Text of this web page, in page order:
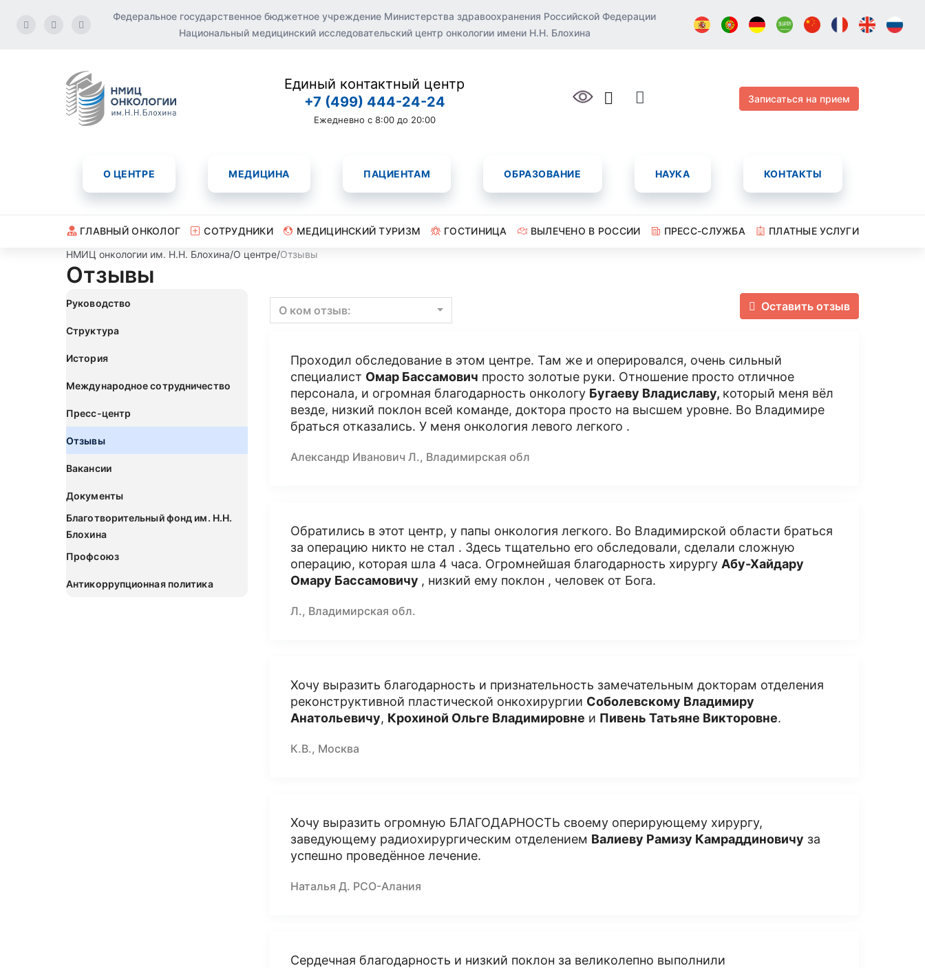
Федеральное государственное бюджетное учреждение Министерства здравоохранения Российской Федерации
Национальный медицинский исследовательский центр онкологии имени Н.Н. Блохина
Единый контактный центр
+7 (499) 444-24-24
Ежедневно с 8:00 до 20:00
Записаться на прием
О ЦЕНТРЕ МЕДИЦИНА ПАЦИЕНТАМ ОБРАЗОВАНИЕ НАУКА КОНТАКТЫ
ГЛАВНЫЙ ОНКОЛОГ СОТРУДНИКИ МЕДИЦИНСКИЙ ТУРИЗМ ГОСТИНИЦА ВЫЛЕЧЕНО В РОССИИ ПРЕСС-СЛУЖБА
ПЛАТНЫЕ УСЛУГИ
НМИЦ онкологии им. Н.Н. Блохина/О центре/Отзывы
Отзывы
Руководство
Структура
История
Международное сотрудничество
Пресс-центр
Отзывы
Вакансии
Документы
Благотворительный фонд им. Н.Н.
Блохина
Профсоюз
Антикоррупционная политика
Оставить отзыв
О ком отзыв:
Проходил обследование в этом центре. Там же и оперировался, очень сильный
специалист Омар Бассамович просто золотые руки. Отношение просто отличное
персонала, и огромная благодарность онкологу Бугаеву Владиславу, который меня вёл
везде, низкий поклон всей команде, доктора просто на высшем уровне. Во Владимире
браться отказались. У меня онкология левого легкого .
Александр Иванович Л., Владимирская обл
Обратились в этот центр, у папы онкология легкого. Во Владимирской области браться
за операцию никто не стал . Здесь тщательно его обследовали, сделали сложную
операцию, которая шла 4 часа. Огромнейшая благодарность хирургу Абу-Хайдару
Омару Бассамовичу , низкий ему поклон , человек от Бога.
Л., Владимирская обл.
Хочу выразить благодарность и признательность замечательным докторам отделения
реконструктивной пластической онкохирургии Соболевскому Владимиру
Анатольевичу, Крохиной Ольге Владимировне и Пивень Татьяне Викторовне.
К.В., Москва
Хочу выразить огромную БЛАГОДАРНОСТЬ своему оперирующему хирургу,
заведующему радиохирургическим отделением Валиеву Рамизу Камраддиновичу за
успешно проведённое лечение.
Наталья Д. РСО-Алания
Сердечная благодарность и низкий поклон за великолепно выполнили